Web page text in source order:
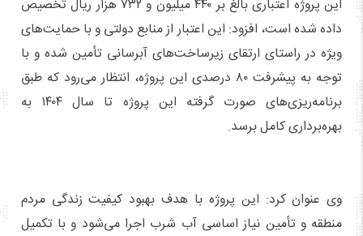
این پروژه اعتباری بالغ بر ۴۴۰ میلیون و ۷۳۲ هزار ریال تخصیص
داده شده است، افزود: این اعتبار از منابع دولتی و با حمایت‌های
ویژه در راستای ارتقای زیرساخت‌های آبرسانی تأمین شده و با
توجه به پیشرفت ۸۰ درصدی این پروژه، انتظار می‌رود که طبق
برنامه‌ریزی‌های صورت گرفته این پروژه تا سال ۱۴۰۴ به
بهره‌برداری کامل برسد.
وی عنوان کرد: این پروژه با هدف بهبود کیفیت زندگی مردم
منطقه و تأمین نیاز اساسی آب شرب اجرا می‌شود و با تکمیل